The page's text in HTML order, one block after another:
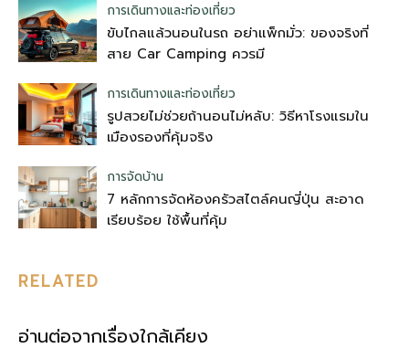
การเดินทางและท่องเที่ยว
ขับไกลแล้วนอนในรถ อย่าแพ็กมั่ว: ของจริงที่
สาย Car Camping ควรมี
การเดินทางและท่องเที่ยว
รูปสวยไม่ช่วยถ้านอนไม่หลับ: วิธีหาโรงแรมใน
เมืองรองที่คุ้มจริง
การจัดบ้าน
7 หลักการจัดห้องครัวสไตล์คนญี่ปุ่น สะอาด
เรียบร้อย ใช้พื้นที่คุ้ม
RELATED
อ่านต่อจากเรื่องใกล้เคียง